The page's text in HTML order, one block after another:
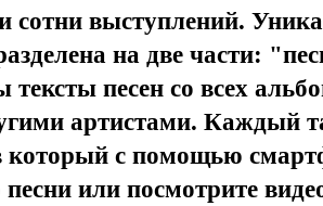
сотни выступлений.
на две части:
тексты песен со всех
артистами. Каждый
который с помощью
или посмотрите